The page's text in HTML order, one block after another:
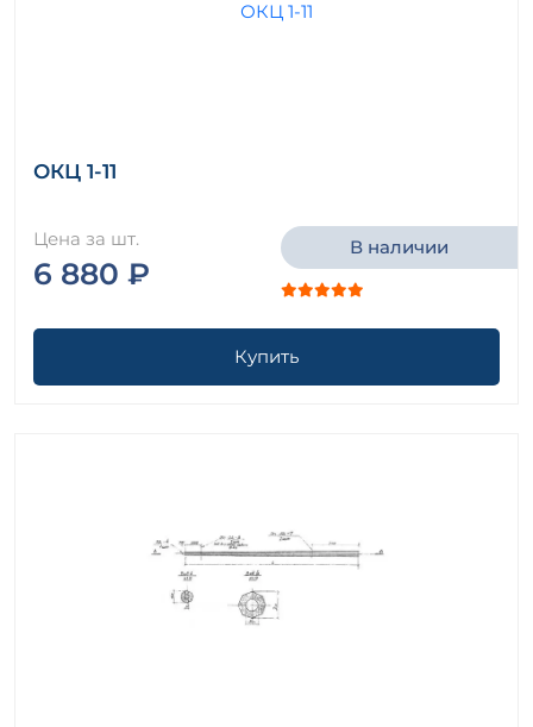
ОКЦ 1-11
Цена за шт.
6 880 ₽
В наличии
Купить